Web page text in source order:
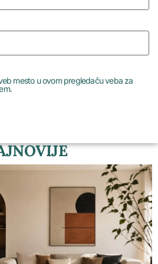
mesto u ovom pregledaču veba za